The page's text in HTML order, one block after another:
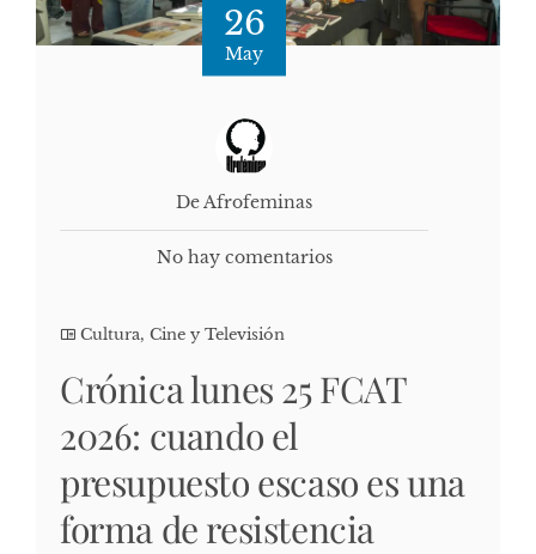
26
May
De Afrofeminas
No hay comentarios
Cultura, Cine y Televisión
Crónica lunes 25 FCAT
2026: cuando el
presupuesto escaso es una
forma de resistencia